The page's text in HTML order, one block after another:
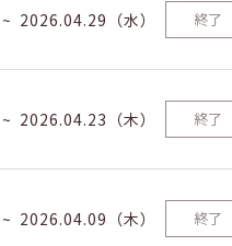
2026.04.29（水） 終了
2026.04.23（木） 終了
2026.04.09（木） 終了